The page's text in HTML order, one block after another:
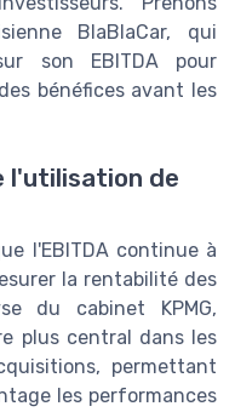
BlaBlaCar, qui
son EBITDA pour
bénéfices avant les
l'utilisation de
l'EBITDA continue à
la rentabilité des
du cabinet KPMG,
plus central dans les
permettant
les performances